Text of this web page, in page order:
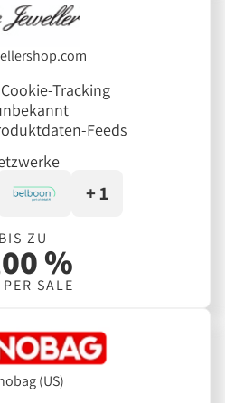
Tracking
Feeds
+ 1
BIS ZU
%
PER SALE
(US)